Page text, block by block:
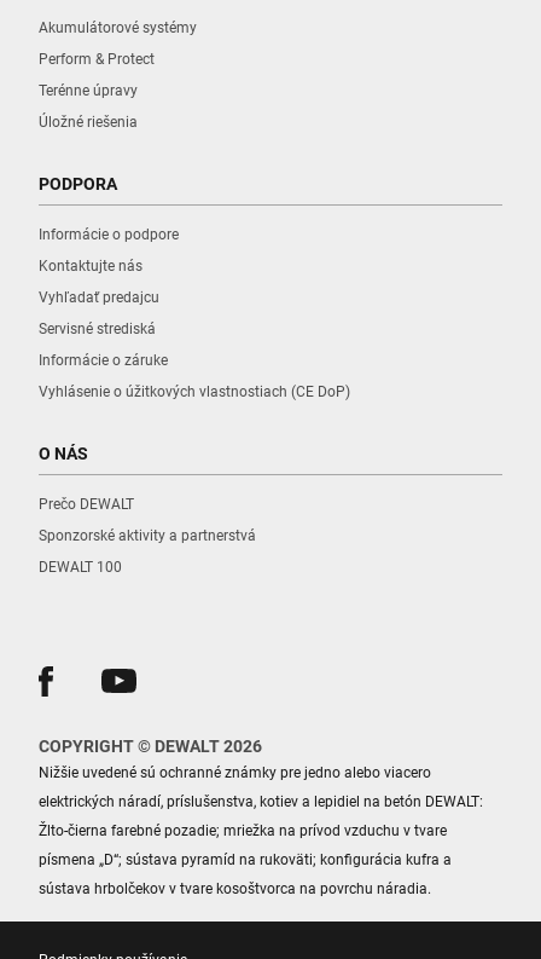
Akumulátorové systémy
Perform & Protect
Terénne úpravy
Úložné riešenia
PODPORA
Informácie o podpore
Kontaktujte nás
Vyhľadať predajcu
Servisné strediská
Informácie o záruke
Vyhlásenie o úžitkových vlastnostiach (CE DoP)
O NÁS
Prečo DEWALT
Sponzorské aktivity a partnerstvá
DEWALT 100
COPYRIGHT © DEWALT 2026
Nižšie uvedené sú ochranné známky pre jedno alebo viacero
elektrických náradí, príslušenstva, kotiev a lepidiel na betón DEWALT:
Žlto-čierna farebné pozadie; mriežka na prívod vzduchu v tvare
písmena „D“; sústava pyramíd na rukoväti; konfigurácia kufra a
sústava hrbolčekov v tvare kosoštvorca na povrchu náradia.